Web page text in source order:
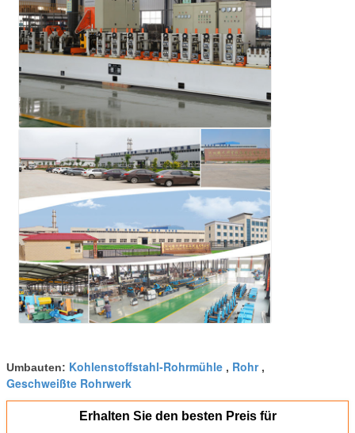
Umbauten: Kohlenstoffstahl-Rohrmühle , Rohr,
Geschweißte Rohrwerk
Erhalten Sie den besten Preis für